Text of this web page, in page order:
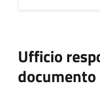
Ufficio
documento